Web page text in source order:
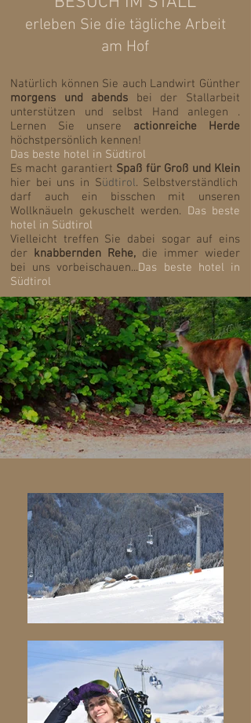
erleben Sie die tägliche Arbeit
am Hof
Natürlich können Sie auch Landwirt Günther
morgens und abends bei der Stallarbeit
unterstützen und selbst Hand anlegen .
Lernen Sie unsere actionreiche Herde
höchstpersönlich kennen!
Das beste hotel in Südtirol
Es macht garantiert Spaß für Groß und Klein
hier bei uns in Südtirol. Selbstverständlich
darf auch ein bisschen mit unseren
Wollknäueln gekuschelt werden. Das beste
hotel in Südtirol
Vielleicht treffen Sie dabei sogar auf eins
der knabbernden Rehe, die immer wieder
bei uns vorbeischauen...Das beste hotel in
Südtirol